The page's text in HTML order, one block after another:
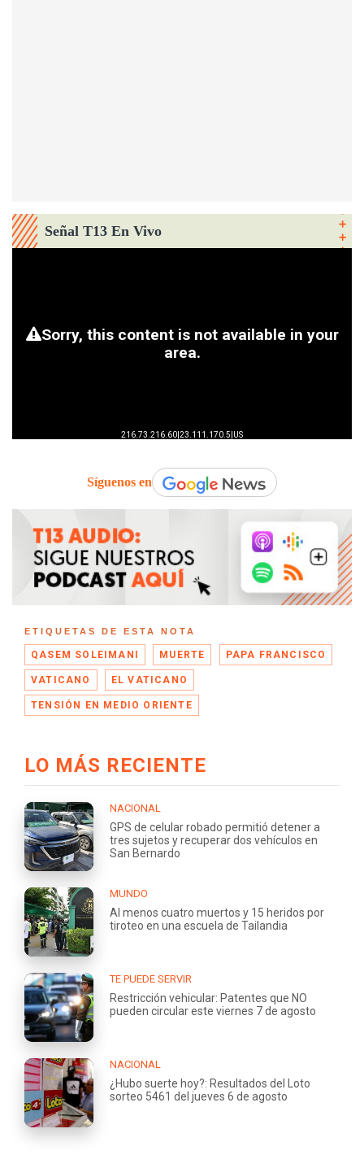
Señal T13 En Vivo
Síguenos en
ETIQUETAS DE ESTA NOTA
QASEM SOLEIMANI MUERTE PAPA FRANCISCO
VATICANO EL VATICANO
TENSIÓN EN MEDIO ORIENTE
LO MÁS RECIENTE
NACIONAL
GPS de celular robado permitió detener a
tres sujetos y recuperar dos vehículos en
San Bernardo
MUNDO
Al menos cuatro muertos y 15 heridos por
tiroteo en una escuela de Tailandia
TE PUEDE SERVIR
Restricción vehicular: Patentes que NO
pueden circular este viernes 7 de agosto
NACIONAL
¿Hubo suerte hoy?: Resultados del Loto
sorteo 5461 del jueves 6 de agosto